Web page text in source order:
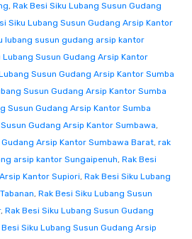
, Rak Besi Siku Lubang Susun Gudang
Siku Lubang Susun Gudang Arsip Kantor
lubang susun gudang arsip kantor
Lubang Susun Gudang Arsip Kantor
Susun Gudang Arsip Kantor Sumba
Susun Gudang Arsip Kantor Sumba
Susun Gudang Arsip Kantor Sumba
Gudang Arsip Kantor Sumbawa,
Arsip Kantor Sumbawa Barat, rak
arsip kantor Sungaipenuh, Rak Besi
Kantor Supiori, Rak Besi Siku Lubang
, Rak Besi Siku Lubang Susun
, Rak Besi Siku Lubang Susun Gudang
Besi Siku Lubang Susun Gudang Arsip